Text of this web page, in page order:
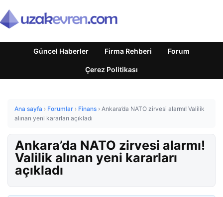
Güncel Haberler Firma Rehberi Forum
Çerez Politikası
Ana sayfa › Forumlar › Finans › Ankara’da NATO zirvesi alarmı! Valilik
alınan yeni kararları açıkladı
Ankara’da NATO zirvesi alarmı!
Valilik alınan yeni kararları
açıkladı